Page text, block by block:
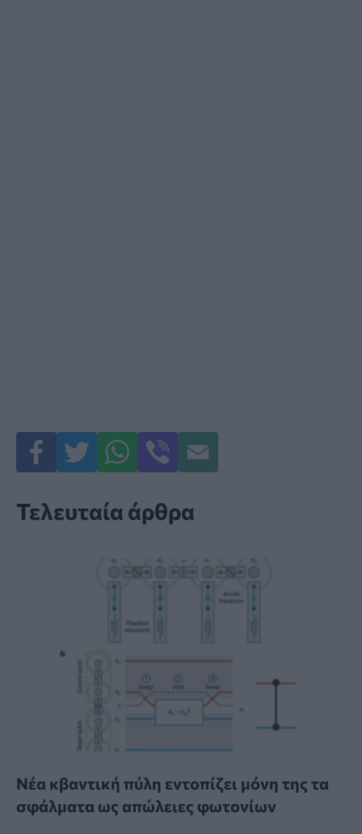
Τελευταία άρθρα
Νέα κβαντική πύλη εντοπίζει μόνη της τα
σφάλματα ως απώλειες φωτονίων